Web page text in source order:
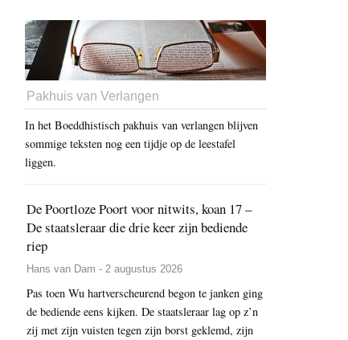
Pakhuis van Verlangen
In het Boeddhistisch pakhuis van verlangen blijven
sommige teksten nog een tijdje op de leestafel
liggen.
De Poortloze Poort voor nitwits, koan 17 –
De staatsleraar die drie keer zijn bediende
riep
Hans van Dam - 2 augustus 2026
Pas toen Wu hartverscheurend begon te janken ging
de bediende eens kijken. De staatsleraar lag op z’n
zij met zijn vuisten tegen zijn borst geklemd, zijn